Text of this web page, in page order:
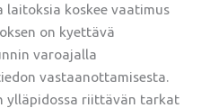
koskee vaatimus
on kyettävä
varoajalla
vastaanottamisesta.
ylläpidossa riittävän tarkat